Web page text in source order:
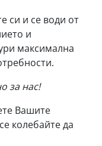
си и се води от
и
максимална
за нас!
Вашите
колебайте да